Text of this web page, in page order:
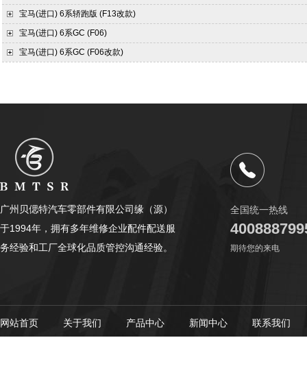
宝马(进口) 6系轿跑版 (F13改款)
宝马(进口) 6系GC (F06)
宝马(进口) 6系GC (F06改款)
广州贝偲特汽车零部件有限公司缘（源）
于1994年，拥有多年维修企业配件配送服
务经验和工厂全球化品质管控沟通经验。
全国统一热线
期待您的来电
网站首页 关于我们 产品中心 新闻中心 联系我们